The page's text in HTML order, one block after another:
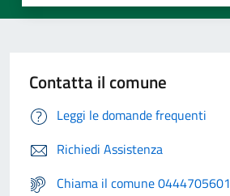
Contatta il comune
Leggi le domande frequenti
Richiedi Assistenza
Chiama il comune 0444705601